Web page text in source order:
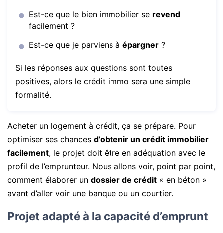
Est-ce que le bien immobilier se revend
facilement ?
Est-ce que je parviens àépargner ?
Si les réponses aux questions sont toutes
positives, alors le crédit immo sera une simple
formalité.
Acheter un logement à crédit, ça se prépare. Pour
optimiser ses chances d’obtenir un crédit immobilier
facilement, le projet doit être en adéquation avec le
profil de l’emprunteur. Nous allons voir, point par point,
comment élaborer un dossier de crédit « en béton »
avant d’aller voir une banque ou un courtier.
Projet adapté à la capacité d’emprunt